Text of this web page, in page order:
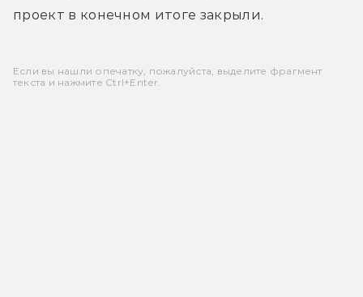
проект в конечном итоге закрыли.
Если вы нашли опечатку, пожалуйста, выделите фрагмент
текста и нажмите Ctrl+Enter.